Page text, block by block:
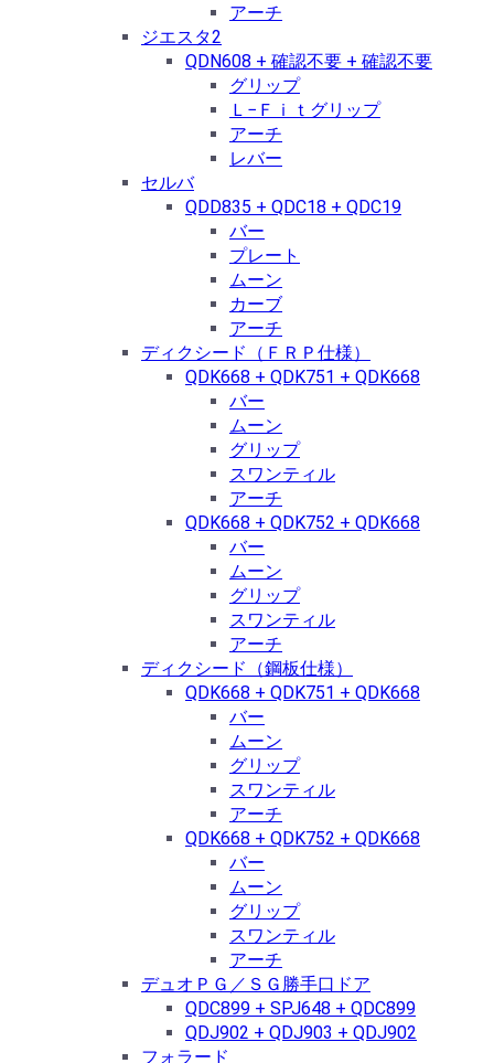
アーチ
ジエスタ2
QDN608 + 確認不要 + 確認不要
グリップ
Ｌ−Ｆｉｔグリップ
アーチ
レバー
セルバ
QDD835 + QDC18 + QDC19
バー
プレート
ムーン
カーブ
アーチ
ディクシード（ＦＲＰ仕様）
QDK668 + QDK751 + QDK668
バー
ムーン
グリップ
スワンティル
アーチ
QDK668 + QDK752 + QDK668
バー
ムーン
グリップ
スワンティル
アーチ
ディクシード（鋼板仕様）
QDK668 + QDK751 + QDK668
バー
ムーン
グリップ
スワンティル
アーチ
QDK668 + QDK752 + QDK668
バー
ムーン
グリップ
スワンティル
アーチ
デュオＰＧ／ＳＧ勝手口ドア
QDC899 + SPJ648 + QDC899
QDJ902 + QDJ903 + QDJ902
フォラード